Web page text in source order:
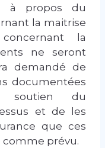
à propos du
la maitrise
la
ne seront
demandé de
documentées
soutien du
et de les
que ces
prévu.